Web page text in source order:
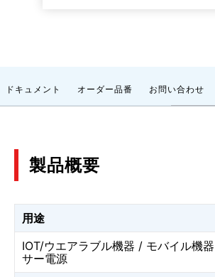
ドキュメント オーダー品番 お問い合わせ
製品概要
用途
IOT/ウエアラブル機器 / モバイル機
サー電源